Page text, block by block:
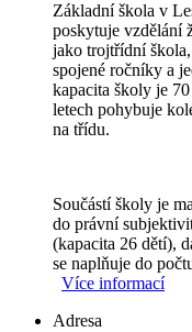
Základní škola v
poskytuje vzdělání
jako trojtřídní
spojené ročníky a
kapacita školy je
letech pohybuje
na třídu.
Součástí školy je
do právní
(kapacita 26 dětí),
se naplňuje
Více informací
Adresa